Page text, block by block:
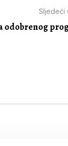
Sljedeći
odobrenog